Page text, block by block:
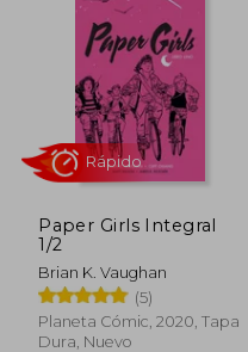
Além dos
como
série Lost.
exploram
social e
bem
escritores
Paper Girls Integral
1/2
Brian K. Vaughan
(5)
Planeta Cómic, 2020, Tapa
Dura, Nuevo
Rápido